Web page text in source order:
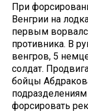
При
Венгрии на
первым
противника. В
венгров, 5
солдат.
бойцы
форсировать